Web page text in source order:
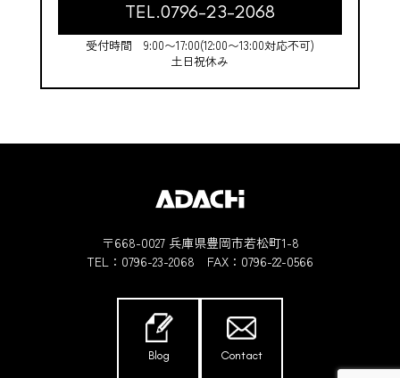
TEL.0796-23-2068
受付時間 9:00〜17:00(12:00〜13:00対応不可)
土日祝休み
〒668-0027 兵庫県豊岡市若松町1-8
TEL： 0796-23-2068 FAX：0796-22-0566
Blog Contact